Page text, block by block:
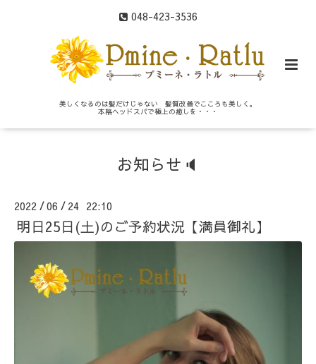
048-423-3536
美しくなるのは髪だけじゃない 髪質改善でこころも美しく。
本格ヘッドスパで極上の癒しを・・・
お知らせ🔈
2022 /06 / 24 22:10
明日25日(土)のご予約状況【満員御礼】